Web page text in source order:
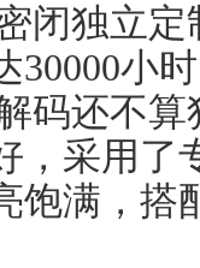
闭独立
30000小
码还不
，采用了
饱满，搭